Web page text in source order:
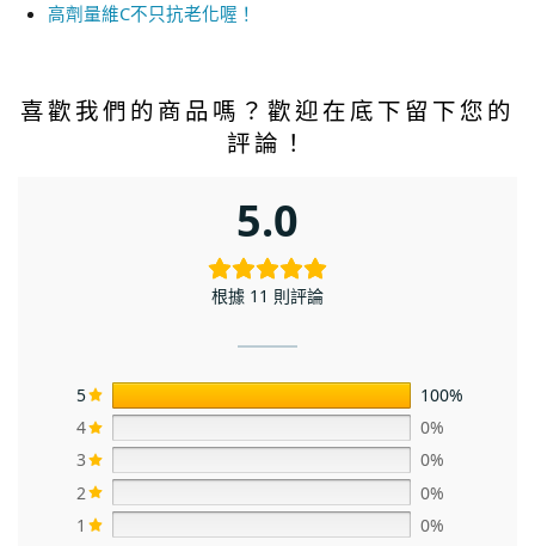
高劑量維C不只抗老化喔！
喜歡我們的商品嗎？歡迎在底下留下您的
評論！
5.0
根據 11 則評論
5
100%
4
0%
3
0%
2
0%
1
0%